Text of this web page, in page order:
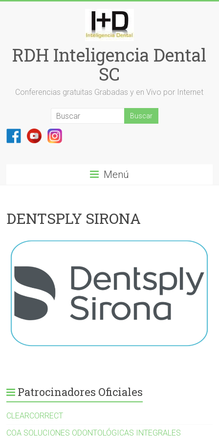
RDH Inteligencia Dental
SC
Conferencias gratuitas Grabadas y en Vivo por Internet
Menú
DENTSPLY SIRONA
Patrocinadores Oficiales
CLEARCORRECT
COA SOLUCIONES ODONTOLÓGICAS INTEGRALES